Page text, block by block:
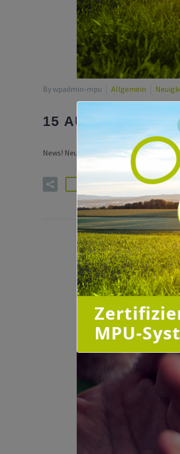
By wpadmin-mpu Allgemein
15 AUG.: NEUER
News! Neuer Intensivkurs auf unseren
READ MORE